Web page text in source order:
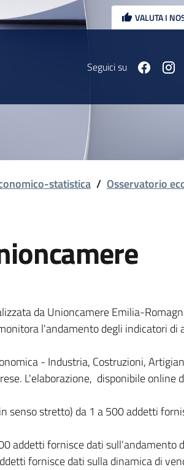
VALUTA I
Seguici su
statistica / Osservatorio
da Unioncamere Emilia-
l'andamento degli indicatori di
- Industria, Costruzioni,
L'elaborazione, disponibile online
senso stretto) da 1 a 500 addetti
addetti fornisce dati sull'andamento
fornisce dati sulla dinamica di